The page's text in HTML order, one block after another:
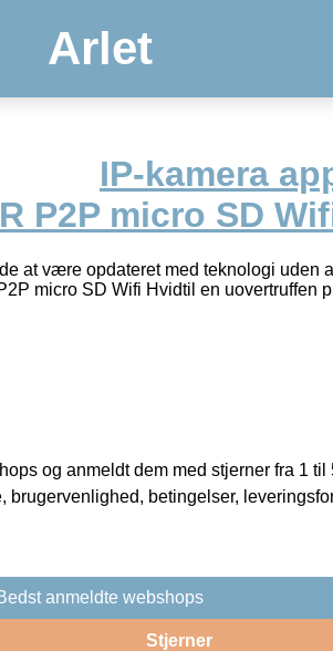
Arlet
IP-kamera
P2P micro SD
at være opdateret med teknologi uden
micro SD Wifi Hvidtil en uovertruffen
og anmeldt dem med stjerner fra 1 til
betingelser,
anmeldte webshops
Stjerner